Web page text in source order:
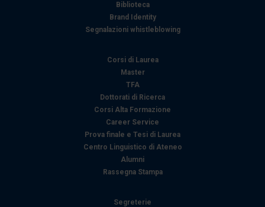
Biblioteca
Brand Identity
Segnalazioni whistleblowing
Corsi di Laurea
Master
TFA
Dottorati di Ricerca
Corsi Alta Formazione
Career Service
Prova finale e Tesi di Laurea
Centro Linguistico di Ateneo
Alumni
Rassegna Stampa
Segreterie